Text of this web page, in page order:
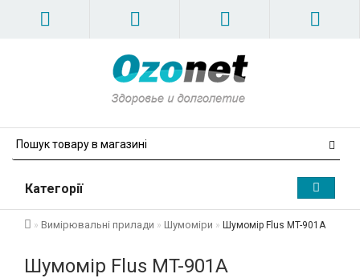
Категорії
Вимірювальні прилади Шумоміри Шумомір Flus MT-901A
Шумомір Flus MT-901A